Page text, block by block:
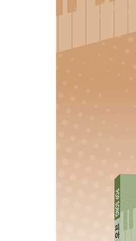
22 Heal The World
23 Greatest Love Of All
24 Someone You Loved
25 Because Of You
26 Angel
27 Moonlight Flower
28 All Of Me